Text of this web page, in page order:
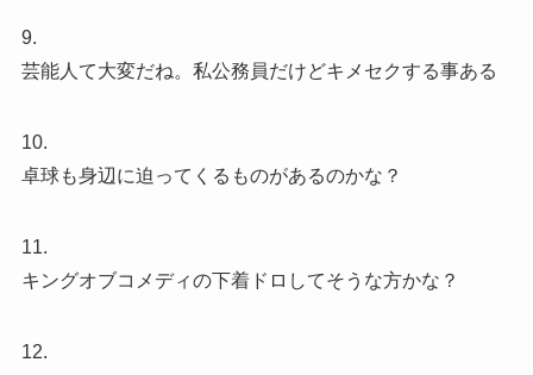
9.
芸能人て大変だね。私公務員だけどキメセクする事ある
10.
卓球も身辺に迫ってくるものがあるのかな？
11.
キングオブコメディの下着ドロしてそうな方かな？
12.